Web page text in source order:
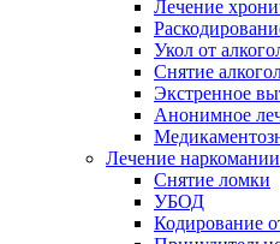
Лечение
Укол от
Снятие
Экстренное
Анонимное
Лечение наркомании
Снятие ломки
УБОД
Кодирование